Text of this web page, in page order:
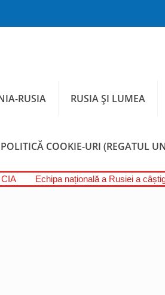
RUSIA RUSIA ȘI LUMEA
POLITICĂ COOKIE-URI (REGATUL
Echipa națională a Rusiei a